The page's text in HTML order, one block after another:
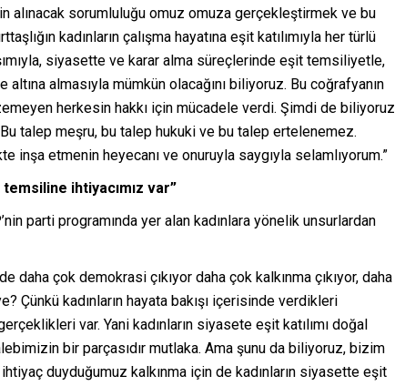
alınacak sorumluluğu omuz omuza gerçekleştirmek ve bu
kadınların çalışma hayatına eşit katılımıyla her türlü
siyasette ve karar alma süreçlerinde eşit temsiliyetle,
altına almasıyla mümkün olacağını biliyoruz. Bu coğrafyanın
herkesin hakkı için mücadele verdi. Şimdi de biliyoruz
talep meşru, bu talep hukuki ve bu talep ertelenemez.
etmenin heyecanı ve onuruyla saygıyla selamlıyorum.”
ihtiyacımız var”
parti programında yer alan kadınlara yönelik unsurlardan
daha çok demokrasi çıkıyor daha çok kalkınma çıkıyor, daha
Çünkü kadınların hayata bakışı içerisinde verdikleri
var. Yani kadınların siyasete eşit katılımı doğal
bir parçasıdır mutlaka. Ama şunu da biliyoruz, bizim
duyduğumuz kalkınma için de kadınların siyasette eşit